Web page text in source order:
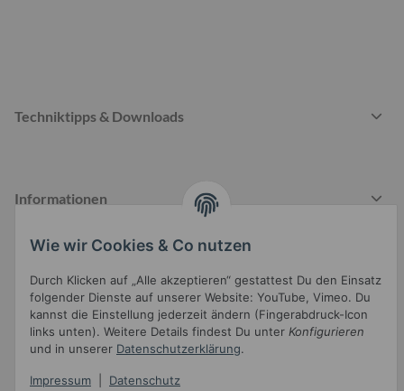
Techniktipps & Downloads
Informationen
Gesetzliche Informationen
Wie wir Cookies & Co nutzen
Durch Klicken auf „Alle akzeptieren“ gestattest Du den Einsatz
folgender Dienste auf unserer Website: YouTube, Vimeo. Du
kannst die Einstellung jederzeit ändern (Fingerabdruck-Icon
links unten). Weitere Details findest Du unter Konfigurieren
und in unserer Datenschutzerklärung.
Impressum Datenschutz